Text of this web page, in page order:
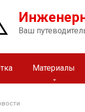
Ваш
Материалы